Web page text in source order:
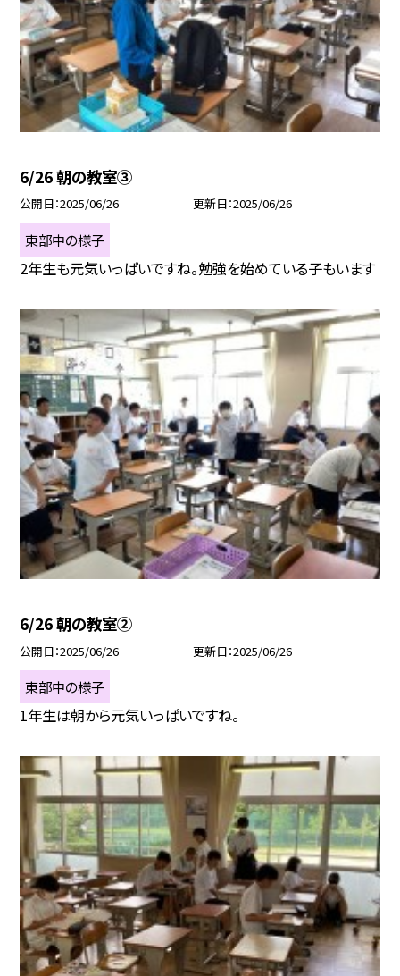
6/26 朝の教室③
公開日 2025/06/26 更新日 2025/06/26
東部中の様子
2年生も元気いっぱいですね。勉強を始めている子もいます
6/26 朝の教室②
公開日 2025/06/26 更新日 2025/06/26
東部中の様子
1年生は朝から元気いっぱいですね。